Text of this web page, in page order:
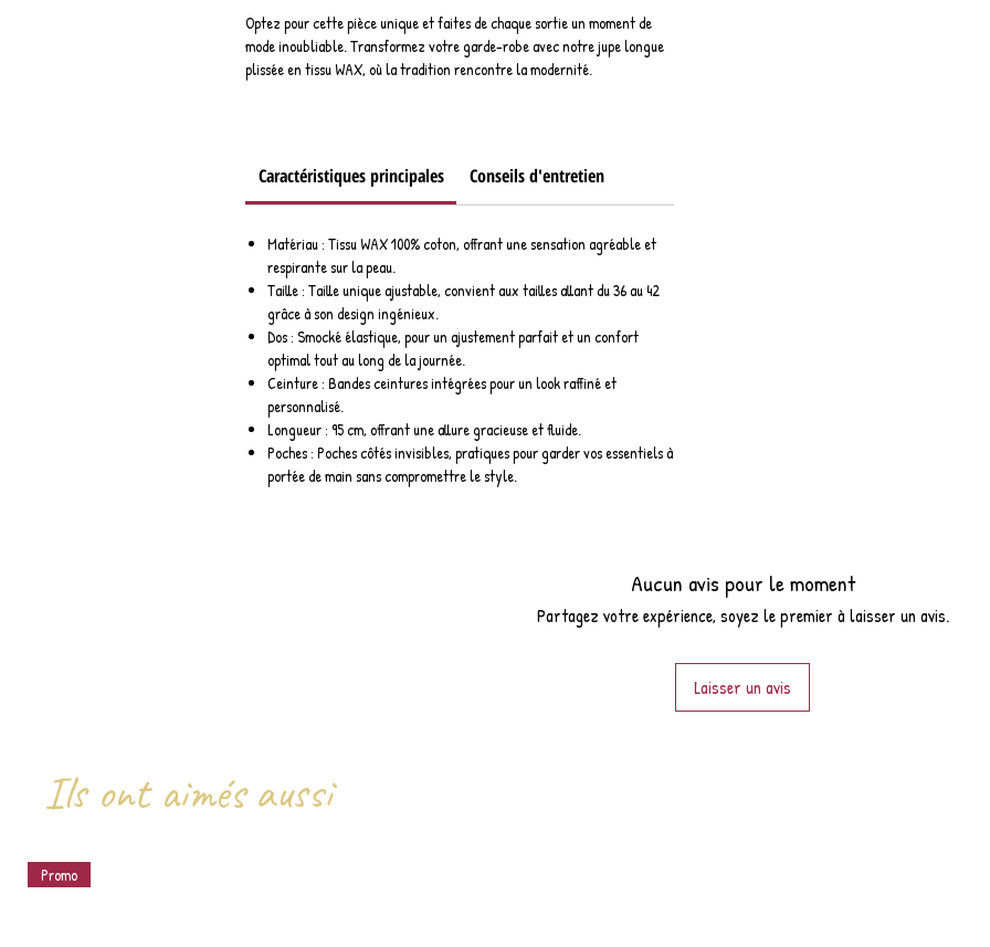
Optez pour cette pièce unique et faites de chaque sortie un moment de
mode inoubliable. Transformez votre garde-robe avec notre jupe longue
plissée en tissu WAX, où la tradition rencontre la modernité.
Caractéristiques principales Conseils d'entretien
Matériau : Tissu WAX 100% coton, offrant une sensation agréable et
respirante sur la peau.
Taille : Taille unique ajustable, convient aux tailles allant du 36 au 42
grâce à son design ingénieux.
Dos : Smocké élastique, pour un ajustement parfait et un confort
optimal tout au long de la journée.
Ceinture : Bandes ceintures intégrées pour un look raffiné et
personnalisé.
Longueur : 95 cm, offrant une allure gracieuse et fluide.
Poches : Poches côtés invisibles, pratiques pour garder vos essentiels à
portée de main sans compromettre le style.
Aucun avis pour le moment
Partagez votre expérience, soyez le premier à laisser un avis.
Laisser un avis
Ils ont aimés aussi
Promo